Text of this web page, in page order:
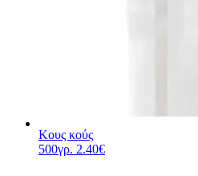
Κους κούς
500γρ. 2.40€